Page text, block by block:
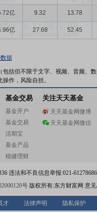
亿 9.32 13.78
亿 27.68 52.45
据
括但不限于文字、视频、音频、
作，风险自担。
基金交易
基金开户
基金交易
活期宝
基金产品
稳健理财
关注天天基金
天天基金网微博
天天基金网微信
违法和不良信息举报:021-
号版权所有:东方财富网 意见
才 法律声明 隐私保护